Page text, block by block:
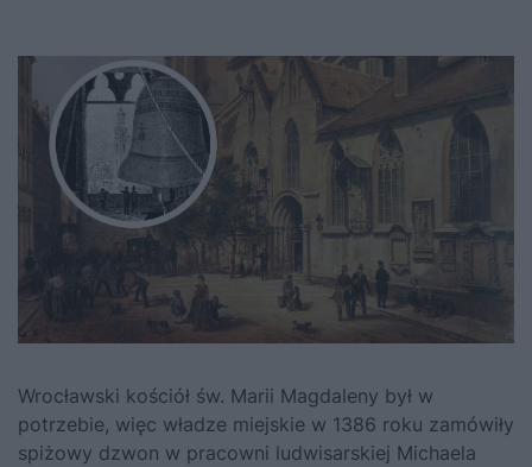
Wrocławski kościół św. Marii Magdaleny był w
potrzebie, więc władze miejskie w 1386 roku zamówiły
spiżowy dzwon w pracowni ludwisarskiej Michaela